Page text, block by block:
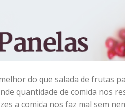
do que salada de frutas
quantidade de comida nos
a comida nos faz mal sem